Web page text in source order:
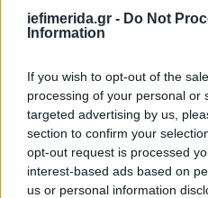
iefimerida.gr - Do Not
Information
If you wish to opt-out of the
processing of your personal or
targeted advertising by us,
section to confirm your
opt-out request is processed
interest-based ads based on
us or personal information
Συνεπώς, σύμφωνα με
επαφή ιδίως σε κλειστό
προστασία προκύπτει
φορούν διπλή μάσκα, την
χειρουργική.